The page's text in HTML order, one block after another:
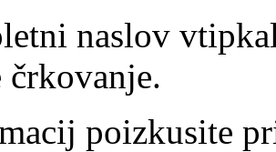
naslov
črkovanje.
poizkusite